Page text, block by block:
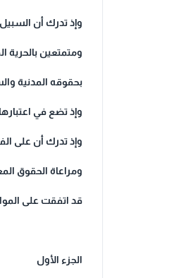
وإذ تدرك أن السبيل
ومتمتعين
بحقوقه المدنية
وإذ تضع في
وإذ تدرك أن على
ومراعاة الحقوق
قد اتفقت على
الجزء الأول